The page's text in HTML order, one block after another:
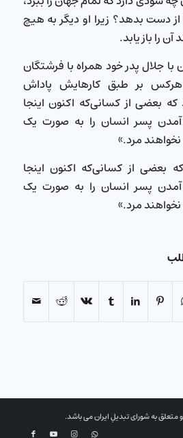
از دست بدهد؟ زیرا او دیگر به هیچ
را باز یابد.
با جلال پدر خود همراه با فرشتگان
بر طبق کارهایش پاداش
بعضی از کسانی‌که اكنون اینجا
آمدن پسر انسان را به صورت یک
نخواهند مرد.»
كه بعضی از کسانی‌که اكنون اینجا
آمدن پسر انسان را به صورت یک
نخواهند مرد.»
به شورای تبدیلِ ایران می باشد.